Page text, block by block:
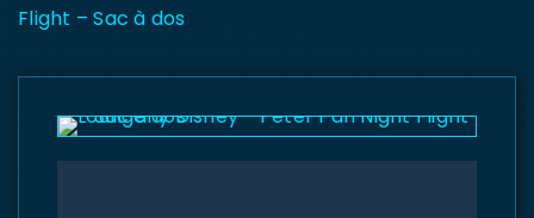
Flight – Sac à dos